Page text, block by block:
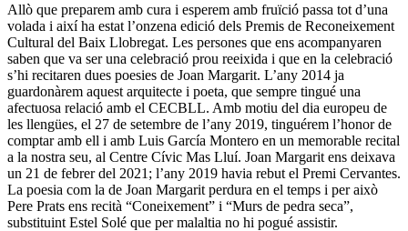
Allò que preparem amb cura i esperem amb fruïció passa tot d’una
volada i així ha estat l’onzena edició dels Premis de Reconeixement
Cultural del Baix Llobregat. Les persones que ens acompanyaren
saben que va ser una celebració prou reeixida i que en la celebració
s’hi recitaren dues poesies de Joan Margarit. L’any 2014 ja
guardonàrem aquest arquitecte i poeta, que sempre tingué una
afectuosa relació amb el CECBLL. Amb motiu del dia europeu de
les llengües, el 27 de setembre de l’any 2019, tinguérem l’honor de
comptar amb ell i amb Luis García Montero en un memorable recital
a la nostra seu, al Centre Cívic Mas Lluí. Joan Margarit ens deixava
un 21 de febrer del 2021; l’any 2019 havia rebut el Premi Cervantes.
La poesia com la de Joan Margarit perdura en el temps i per això
Pere Prats ens recità “Coneixement” i “Murs de pedra seca”,
substituint Estel Solé que per malaltia no hi pogué assistir.